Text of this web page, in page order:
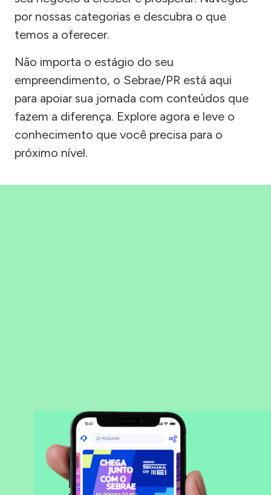
por nossas categorias e descubra o que
temos a oferecer.
Não importa o estágio do seu
empreendimento, o Sebrae/PR está aqui
para apoiar sua jornada com conteúdos que
fazem a diferença. Explore agora e leve o
conhecimento que você precisa para o
próximo nível.